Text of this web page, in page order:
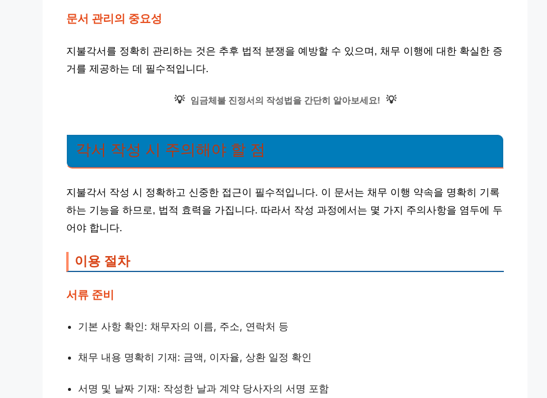
문서 관리의 중요성
지불각서를 정확히 관리하는 것은 추후 법적 분쟁을 예방할 수 있으며, 채무 이행에 대한 확실한 증
거를 제공하는 데 필수적입니다.
💡 임금체불 진정서의 작성법을 간단히 알아보세요! 💡
각서 작성 시 주의해야 할 점
지불각서 작성 시 정확하고 신중한 접근이 필수적입니다. 이 문서는 채무 이행 약속을 명확히 기록
하는 기능을 하므로, 법적 효력을 가집니다. 따라서 작성 과정에서는 몇 가지 주의사항을 염두에 두
어야 합니다.
이용 절차
서류 준비
기본 사항 확인: 채무자의 이름, 주소, 연락처 등
채무 내용 명확히 기재: 금액, 이자율, 상환 일정 확인
서명 및 날짜 기재: 작성한 날과 계약 당사자의 서명 포함